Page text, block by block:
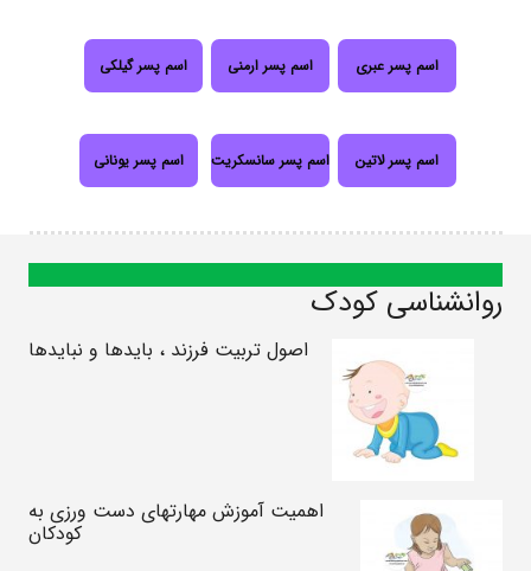
اسم پسر عبری اسم پسر ارمنی اسم پسر گیلکی
اسم پسر لاتین اسم پسر سانسکریت اسم پسر یونانی
روانشناسی کودک
اصول تربیت فرزند ، بایدها و نبایدها
اهمیت آموزش مهارتهای دست ورزی به
کودکان